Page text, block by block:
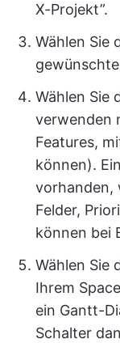
X-Projekt”.
Wählen Sie
Wählen Sie
verwenden
Features,
können).
vorhanden,
Felder,
können bei
Wählen Sie
Ihrem
ein Gantt-
Schalter